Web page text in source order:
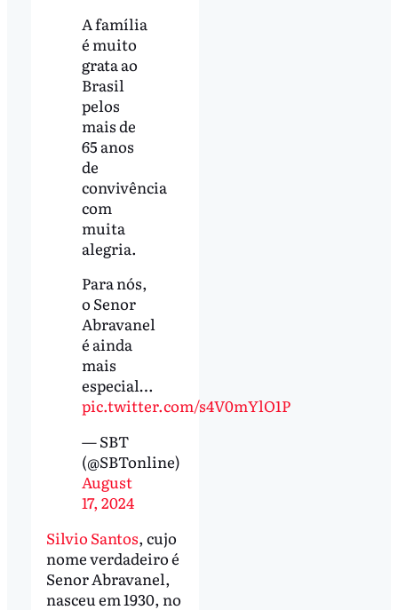
A família
é muito
grata ao
Brasil
pelos
mais de
65 anos
de
convivência
com
muita
alegria.
Para nós,
o Senor
Abravanel
é ainda
mais
especial…
pic.twitter.com/s4V0mYlO1P
— SBT
(@SBTonline)
August
17, 2024
Silvio Santos, cujo
nome verdadeiro é
Senor Abravanel,
nasceu em 1930, no